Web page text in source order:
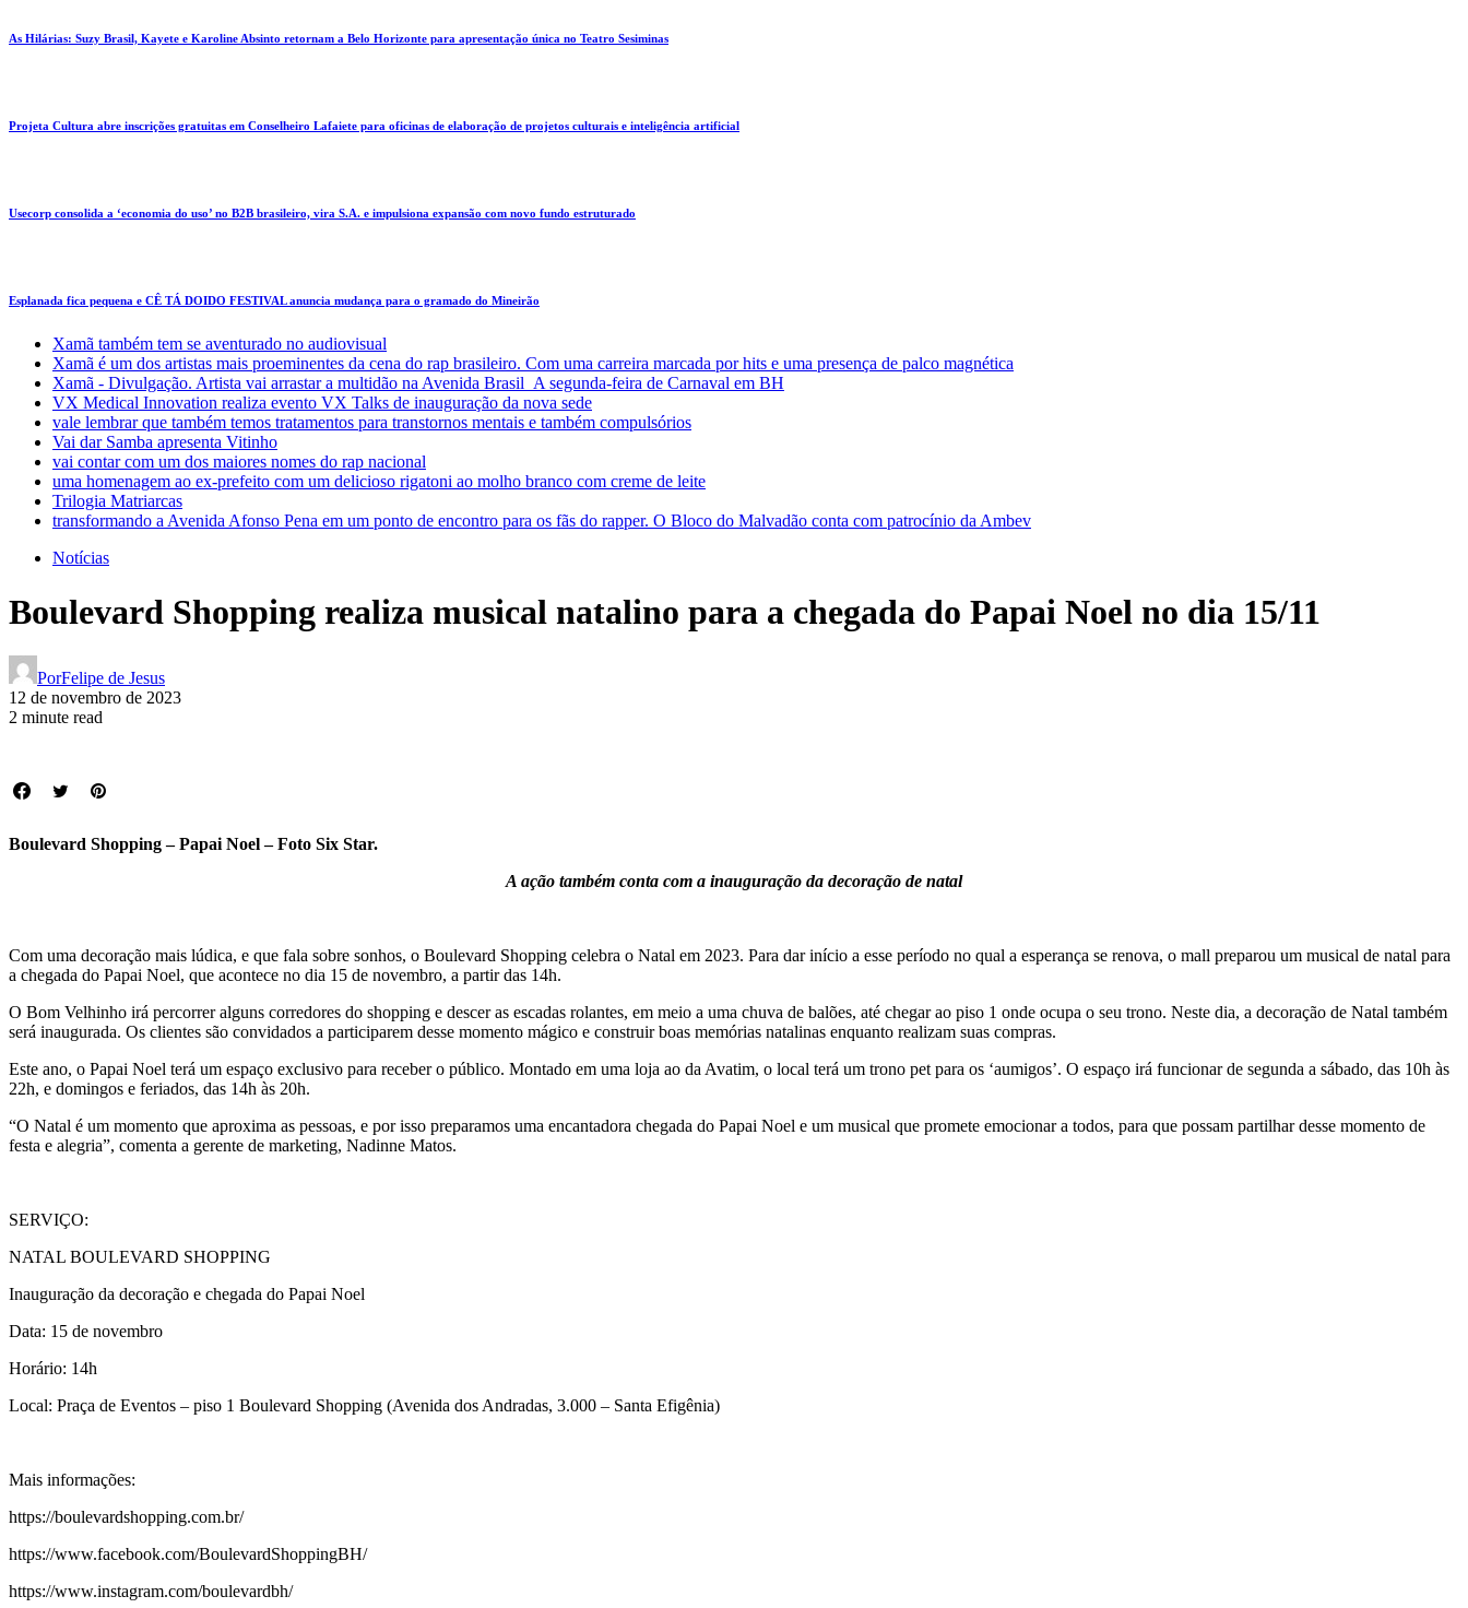
As Hilárias: Suzy Brasil, Kayete e Karoline Absinto retornam a Belo Horizonte para apresentação única no Teatro Sesiminas
Projeta Cultura abre inscrições gratuitas em Conselheiro Lafaiete para oficinas de elaboração de projetos culturais e inteligência artificial
Usecorp consolida a ‘economia do uso’ no B2B brasileiro, vira S.A. e impulsiona expansão com novo fundo estruturado
Esplanada fica pequena e CÊ TÁ DOIDO FESTIVAL anuncia mudança para o gramado do Mineirão
Xamã também tem se aventurado no audiovisual
Xamã é um dos artistas mais proeminentes da cena do rap brasileiro. Com uma carreira marcada por hits e uma presença de palco magnética
Xamã - Divulgação. Artista vai arrastar a multidão na Avenida Brasil A segunda-feira de Carnaval em BH
VX Medical Innovation realiza evento VX Talks de inauguração da nova sede
vale lembrar que também temos tratamentos para transtornos mentais e também compulsórios
Vai dar Samba apresenta Vitinho
vai contar com um dos maiores nomes do rap nacional
uma homenagem ao ex-prefeito com um delicioso rigatoni ao molho branco com creme de leite
Trilogia Matriarcas
transformando a Avenida Afonso Pena em um ponto de encontro para os fãs do rapper. O Bloco do Malvadão conta com patrocínio da Ambev
Notícias
Boulevard Shopping realiza musical natalino para a chegada do Papai Noel no dia 15/11
PorFelipe de Jesus
12 de novembro de 2023
2 minute read
Boulevard Shopping – Papai Noel – Foto Six Star.
A ação também conta com a inauguração da decoração de natal
Com uma decoração mais lúdica, e que fala sobre sonhos, o Boulevard Shopping celebra o Natal em 2023. Para dar início a esse período no qual a esperança se renova, o mall preparou um musical de natal para
a chegada do Papai Noel, que acontece no dia 15 de novembro, a partir das 14h.
O Bom Velhinho irá percorrer alguns corredores do shopping e descer as escadas rolantes, em meio a uma chuva de balões, até chegar ao piso 1 onde ocupa o seu trono. Neste dia, a decoração de Natal também
será inaugurada. Os clientes são convidados a participarem desse momento mágico e construir boas memórias natalinas enquanto realizam suas compras.
Este ano, o Papai Noel terá um espaço exclusivo para receber o público. Montado em uma loja ao da Avatim, o local terá um trono pet para os ‘aumigos’. O espaço irá funcionar de segunda a sábado, das 10h às
22h, e domingos e feriados, das 14h às 20h.
“O Natal é um momento que aproxima as pessoas, e por isso preparamos uma encantadora chegada do Papai Noel e um musical que promete emocionar a todos, para que possam partilhar desse momento de
festa e alegria”, comenta a gerente de marketing, Nadinne Matos.
SERVIÇO:
NATAL BOULEVARD SHOPPING
Inauguração da decoração e chegada do Papai Noel
Data: 15 de novembro
Horário: 14h
Local: Praça de Eventos – piso 1 Boulevard Shopping (Avenida dos Andradas, 3.000 – Santa Efigênia)
Mais informações:
https://boulevardshopping.com.br/
https://www.facebook.com/BoulevardShoppingBH/
https://www.instagram.com/boulevardbh/